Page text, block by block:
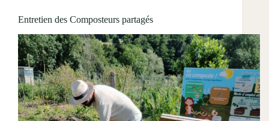
Entretien des Composteurs partagés